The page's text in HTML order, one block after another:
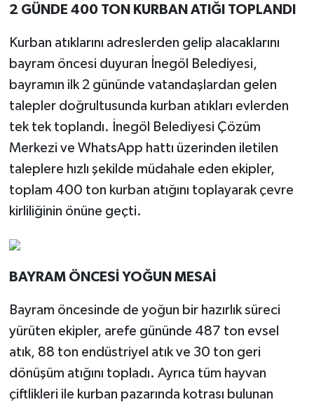
2 GÜNDE 400 TON KURBAN ATIĞI TOPLANDI
Kurban atıklarını adreslerden gelip alacaklarını
bayram öncesi duyuran İnegöl Belediyesi,
bayramın ilk 2 gününde vatandaşlardan gelen
talepler doğrultusunda kurban atıkları evlerden
tek tek toplandı. İnegöl Belediyesi Çözüm
Merkezi ve WhatsApp hattı üzerinden iletilen
taleplere hızlı şekilde müdahale eden ekipler,
toplam 400 ton kurban atığını toplayarak çevre
kirliliğinin önüne geçti.
BAYRAM ÖNCESİ YOĞUN MESAİ
Bayram öncesinde de yoğun bir hazırlık süreci
yürüten ekipler, arefe gününde 487 ton evsel
atık, 88 ton endüstriyel atık ve 30 ton geri
dönüşüm atığını topladı. Ayrıca tüm hayvan
çiftlikleri ile kurban pazarında kotrası bulunan